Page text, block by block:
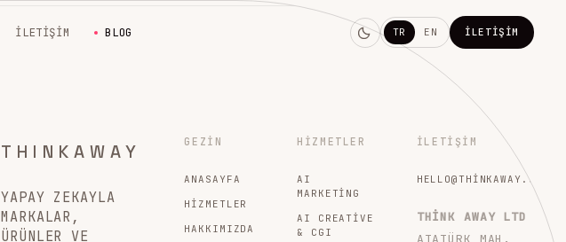
İLETIŞIM BLOG TR EN İLETIŞIM
THINKAWAY
YAPAY ZEKAYLA
MARKALAR,
ÜRÜNLER VE
GEZIN
ANASAYFA
HIZMETLER
HAKKIMIZDA
HIZMETLER
AI
MARKETING
AI CREATIVE
& CGI
İLETIŞIM
THINK AWAY LTD
ATATÜRK MAH.